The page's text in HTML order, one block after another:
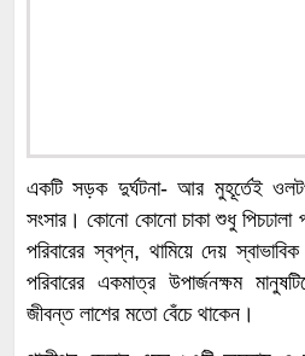
একটি সড়ক দুর্ঘটনা- আর মুহূর্তেই
সংসার। কোনো কোনো চাকা শুধু পিচঢালা
পরিবারের স্বপ্ন, থামিয়ে দেয়
পরিবারের একমাত্র উপার্জনক্ষম
জীবন্ত লাশের মতো বেঁচে থাকেন।